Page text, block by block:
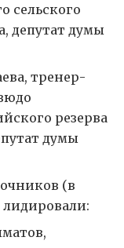
сельского
депутат думы
тренер-
резерва
думы
(в